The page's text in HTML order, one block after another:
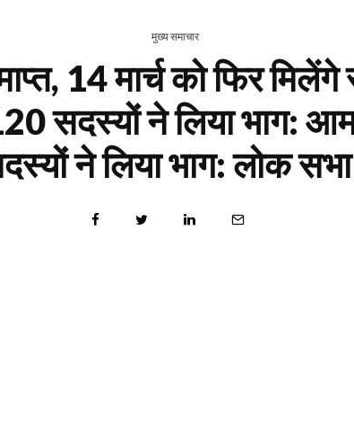
मुख्य समाचार
14 मार्च को फिर मिलेंगे
सदस्यों ने लिया भाग:
ने लिया भाग: लोक